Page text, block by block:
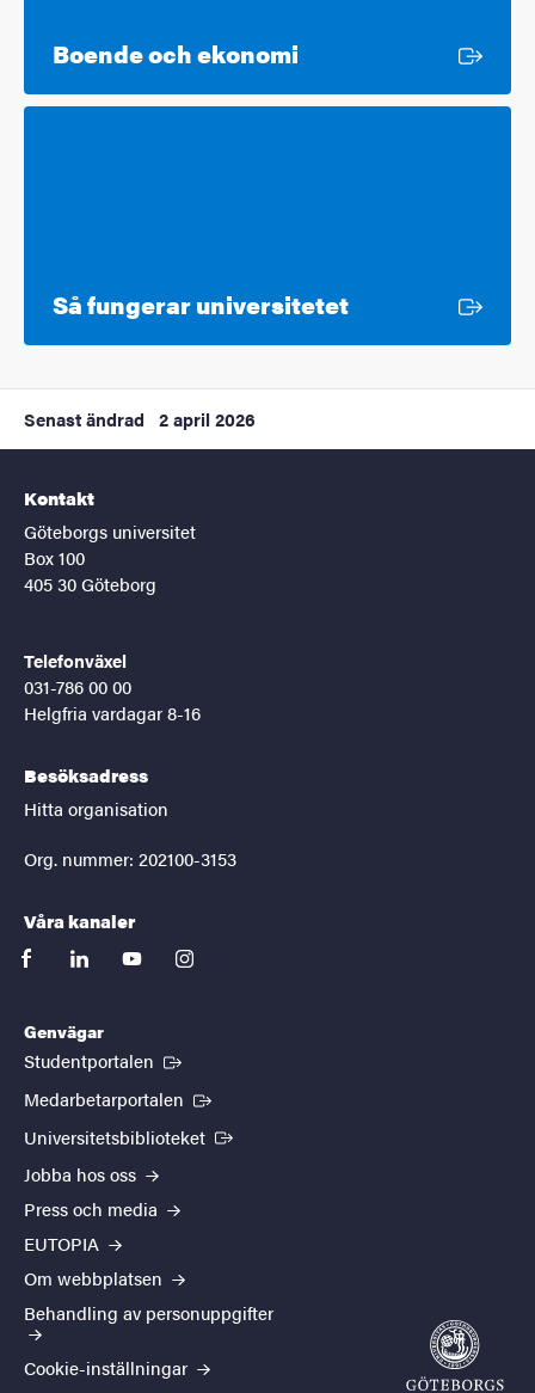
Boende och ekonomi
Så fungerar universitetetExtern länk
Senast ändrad 2 april 2026
Kontakt
Göteborgs universitet
Box 100
405 30 Göteborg
Telefonväxel
031-786 00 00
Helgfria vardagar 8-16
Besöksadress
Hitta organisation
Org. nummer: 202100-3153
Våra kanaler
facebooklinkedinyoutubeinstagram
Genvägar
Studentportalen (Extern länk)
Medarbetarportalen (Extern länk)
Universitetsbiblioteket (Extern länk)
Jobba hos oss
Press och media
EUTOPIA
Om webbplatsen
Behandling av personuppgifter
Cookie-inställningar